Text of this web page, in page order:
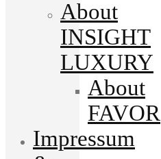
About
INSIGHT
LUXURY
About
FAVOR
Impressum